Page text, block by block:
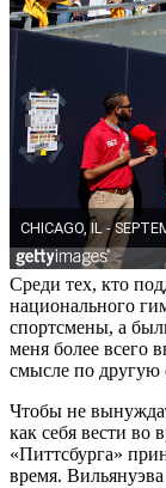
Среди тех, кто
национального
спортсмены, а
меня более всего
смысле по другую
Чтобы не
как себя вести во
«Питтсбурга»
время.